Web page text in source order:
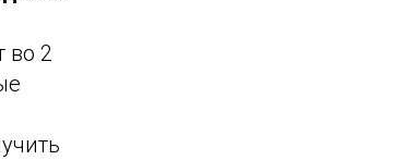
во 2